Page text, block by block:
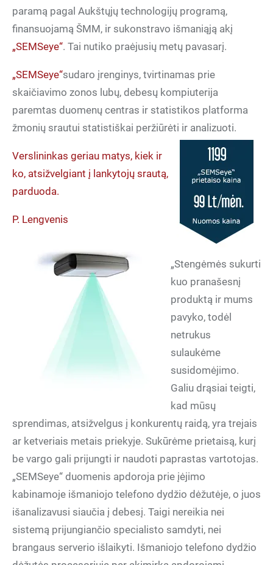
paramą pagal Aukštųjų technologijų programą,
finansuojamą ŠMM, ir sukonstravo išmaniąją akį
„SEMSeye“. Tai nutiko praėjusių metų pavasarį.
„SEMSeye“sudaro įrenginys, tvirtinamas prie
skaičiavimo zonos lubų, debesų kompiuterija
paremtas duomenų centras ir statistikos platforma
žmonių srautui statistiškai peržiūrėti ir analizuoti.
Verslininkas geriau matys, kiek ir
ko, atsižvelgiant į lankytojų srautą,
parduoda.
P. Lengvenis
„Stengėmės sukurti
kuo pranašesnį
produktą ir mums
pavyko, todėl
netrukus
sulaukėme
susidomėjimo.
Galiu drąsiai teigti,
kad mūsų
sprendimas, atsižvelgus į konkurentų raidą, yra trejais
ar ketveriais metais priekyje. Sukūrėme prietaisą, kurį
be vargo gali prijungti ir naudoti paprastas vartotojas.
„SEMSeye“ duomenis apdoroja prie įėjimo
kabinamoje išmaniojo telefono dydžio dėžutėje, o juos
išanalizavusi siaučia į debesį. Taigi nereikia nei
sistemą prijungiančio specialisto samdyti, nei
brangaus serverio išlaikyti. Išmaniojo telefono dydžio